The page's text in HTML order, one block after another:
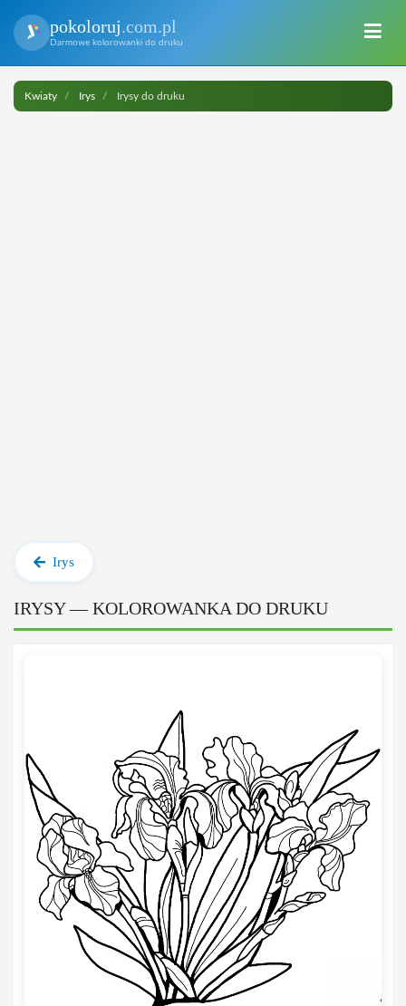
pokoloruj.com.pl
Darmowe kolorowanki do druku
Kwiaty Irys Irysy do druku
Irys
IRYSY — KOLOROWANKA DO DRUKU